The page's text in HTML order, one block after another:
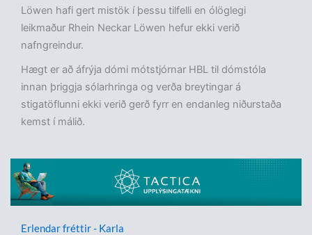
Löwen hafi gert mistök í þessu tilfelli en ólöglegi
leikmaður Rhein Neckar Löwen hefur ekki verið
nafngreindur.
Hægt er að áfrýja dómi mótstjórnar HBL til dómstóla
innan þriggja sólarhringa og verða breytingar á
stigatöflunni ekki verið gerð fyrr en endanleg niðurstaða
kemst í málið.
Erlendar fréttir - Karla